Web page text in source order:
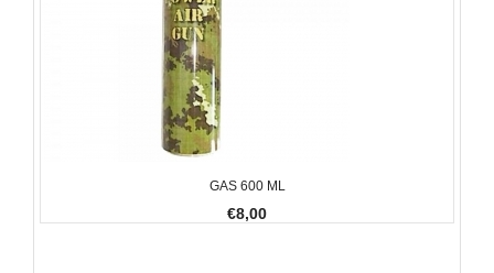
GAS 600 ML
€8,00